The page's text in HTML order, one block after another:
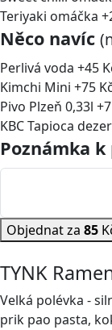
Teriyaki omáčka +
Něco navíc
Perlivá voda +45
Kimchi Mini +75 Kč
Pivo Plzeň 0,33l +
KBC Tapioca
Poznámka
Objednat za 85
TYNK
Velká polévka -
prik pao pasta,